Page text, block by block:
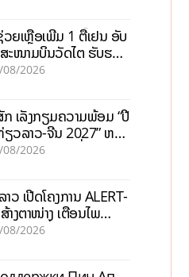
ຍເຫຼືອເພີ່ມ 1 ຕື້ເຢນ ອັບ
ະໜາມບິນວັດໄຕ ຮັບຮອງ
ບໂຕ
08/2026
ກ ເລັ່ງກຽມຄວາມພ້ອມ “ປີ
ວລາວ-ຈີນ 2027” ຫວັງ
ສດຖະກິດທ້ອງຖິ່ນ
08/2026
ວ ເປີດໂຄງການ ALERT-
າງຕາໜ່າງ ເຕືອນໄພ
ລະບາດທົ່ວປະເທດ
08/2026